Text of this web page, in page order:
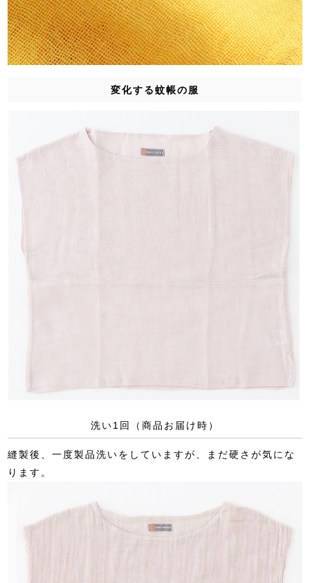
変化する蚊帳の服
洗い1回（商品お届け時）
縫製後、一度製品洗いをしていますが、まだ硬さが気にな
ります。